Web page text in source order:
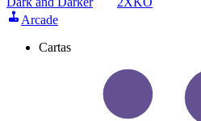
Arcade
Cartas